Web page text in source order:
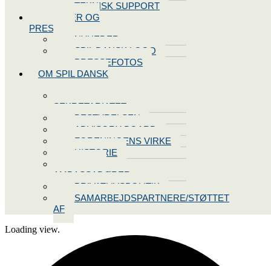
TEKNISK SUPPORT
NYHEDER OG
PRESSE
NYHEDER
SPIL DANSK LOGO
PRESSEFOTOS
OM SPIL DANSK
SEKRETARIATET
BESTYRELSEN
ADVISORY BOARD
FORENINGENS VIRKE
HISTORIE
AMBASSADØRER
PRIVATLIVSPOLITIK
SAMARBEJDSPARTNERE/STØTTET
AF
Loading view.